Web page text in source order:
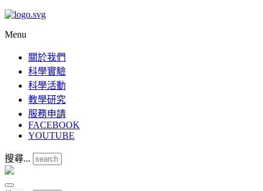
Menu
關於我們
科學實驗
科學活動
教學研究
服務申請
FACEBOOK
YOUTUBE
搜尋...